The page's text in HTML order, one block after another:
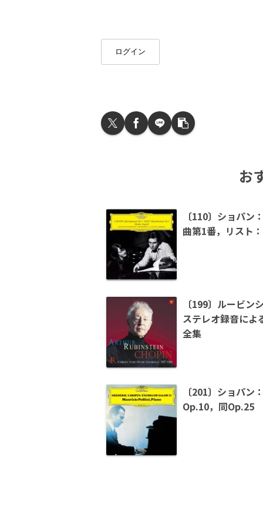
ログイン
お
〔110〕ショパン
曲第1番，リスト
〔199〕ルービン
ステレオ録音によ
全集
〔201〕ショパン
Op.10，同Op.25